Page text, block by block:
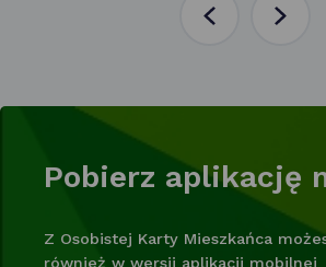
Poprzednia
Pobierz aplikację
Z Osobistej Karty Mieszkańca
również w wersji aplikacji mobilnej